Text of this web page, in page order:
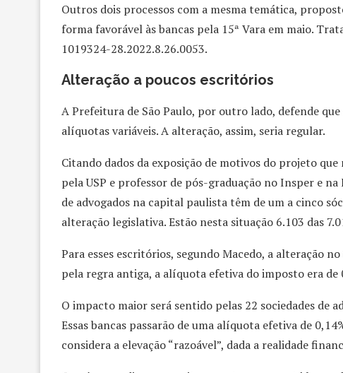
Outros dois processos com a mesma temática,
forma favorável às bancas pela 15ª Vara em maio.
1019324-28.2022.8.26.0053.
Alteração a poucos escritórios
A Prefeitura de São Paulo, por outro lado, defende
alíquotas variáveis. A alteração, assim, seria regular.
Citando dados da exposição de motivos do projeto
pela USP e professor de pós-graduação no Insper e
de advogados na capital paulista têm de um a cinco
alteração legislativa. Estão nesta situação 6.103 das
Para esses escritórios, segundo Macedo, a alteração
pela regra antiga, a alíquota efetiva do imposto era de
O impacto maior será sentido pelas 22 sociedades de
Essas bancas passarão de uma alíquota efetiva de
considera a elevação “razoável”, dada a realidade